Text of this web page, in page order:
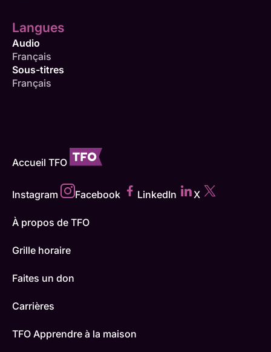
Langues
Audio
Français
Sous-titres
Français
Accueil TFO
Instagram Facebook LinkedIn X
À propos de TFO
Grille horaire
Faites un don
Carrières
TFO Apprendre à la maison